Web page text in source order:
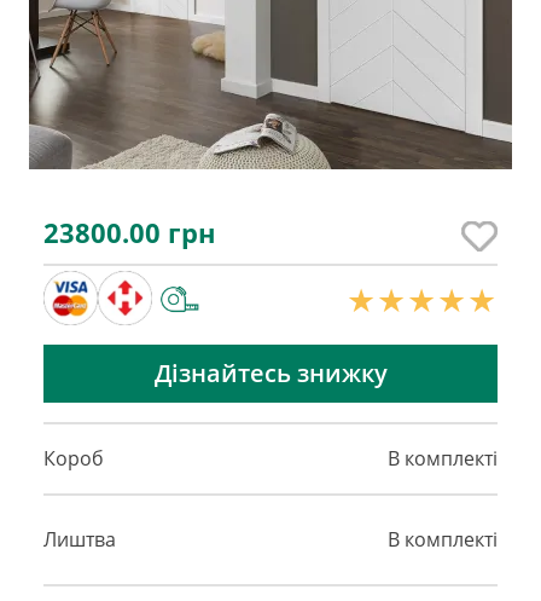
23800.00 грн
Дізнайтесь знижку
Короб В комплекті
Лиштва В комплекті